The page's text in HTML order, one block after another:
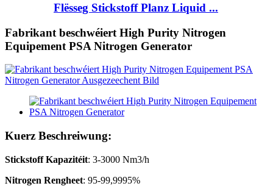
Flësseg Stickstoff Planz Liquid ...
Fabrikant beschwéiert High Purity Nitrogen
Equipement PSA Nitrogen Generator
Kuerz Beschreiwung:
Stickstoff Kapazitéit: 3-3000 Nm3/h
Nitrogen Rengheet: 95-99,9995%